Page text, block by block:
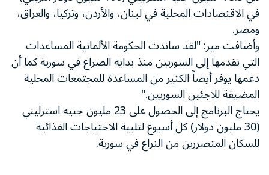
في الاقتصادات المحلية في لبنان، والأردن، وتركيا، والعراق،
ومصر.
وأضافت مير: "لقد ساندت الحكومة الألمانية المساعدات
التي نقدمها إلى السوريين منذ بداية الصراع في سورية كما أن
دعمها يوفر أيضاً الكثير من المساعدة للمجتمعات المحلية
المضيفة للاجئين السوريين."
يحتاج البرنامج إلى الحصول على 23 مليون جنيه استرليني
(30 مليون دولار) كل أسبوع لتلبية الاحتياجات الغذائية
للسكان المتضررين من النزاع في سورية.